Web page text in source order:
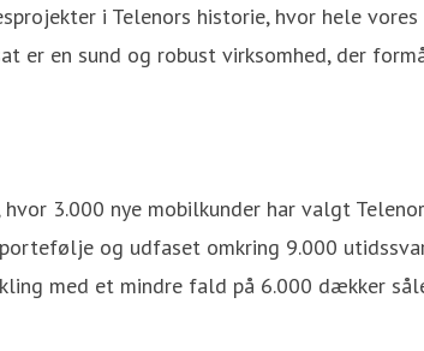
i Telenors historie, hvor hele
en sund og robust virksomhed, der
3.000 nye mobilkunder har valgt
og udfaset omkring 9.000
med et mindre fald på 6.000 dækker